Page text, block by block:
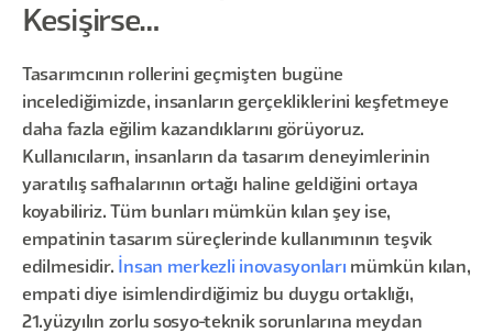
Kesişirse…
Tasarımcının rollerini geçmişten bugüne
incelediğimizde, insanların gerçekliklerini keşfetmeye
daha fazla eğilim kazandıklarını görüyoruz.
Kullanıcıların, insanların da tasarım deneyimlerinin
yaratılış safhalarının ortağı haline geldiğini ortaya
koyabiliriz. Tüm bunları mümkün kılan şey ise,
empatinin tasarım süreçlerinde kullanımının teşvik
edilmesidir.
İnsan merkezli inovasyonları mümkün kılan,
empati diye isimlendirdiğimiz bu duygu ortaklığı,
21.yüzyılın zorlu sosyo-teknik sorunlarına meydan